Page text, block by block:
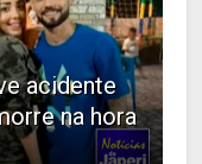
acidente
na hora